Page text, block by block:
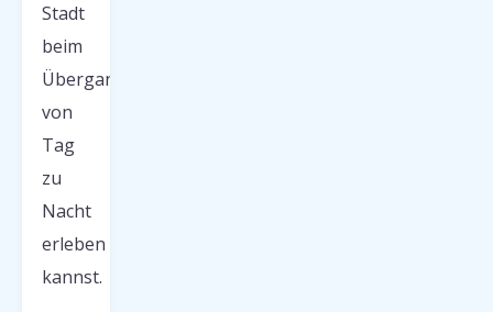
Stadt
beim
Übergang
von
Tag
zu
Nacht
erleben
kannst.